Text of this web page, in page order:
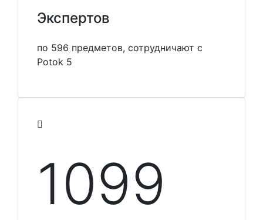
Экспертов
по 596 предметов, сотрудничают с
Potok 5
1099